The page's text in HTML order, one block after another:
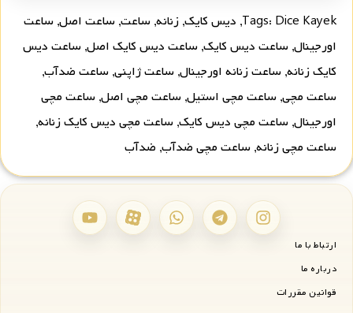
Tags: Dice Kayek
, دیس کایک, زنانه, ساعت, ساعت اصل, ساعت
اورجینال, ساعت دیس کایک, ساعت دیس کایک اصل, ساعت دیس
کایک زنانه, ساعت زنانه اورجینال, ساعت ژاپنی, ساعت ضدآب,
ساعت مچی, ساعت مچی استیل, ساعت مچی اصل, ساعت مچی
اورجینال, ساعت مچی دیس کایک, ساعت مچی دیس کایک زنانه,
ساعت مچی زنانه, ساعت مچی ضدآب, ضدآب
ارتباط با ما
درباره ما
قوانین مقررات